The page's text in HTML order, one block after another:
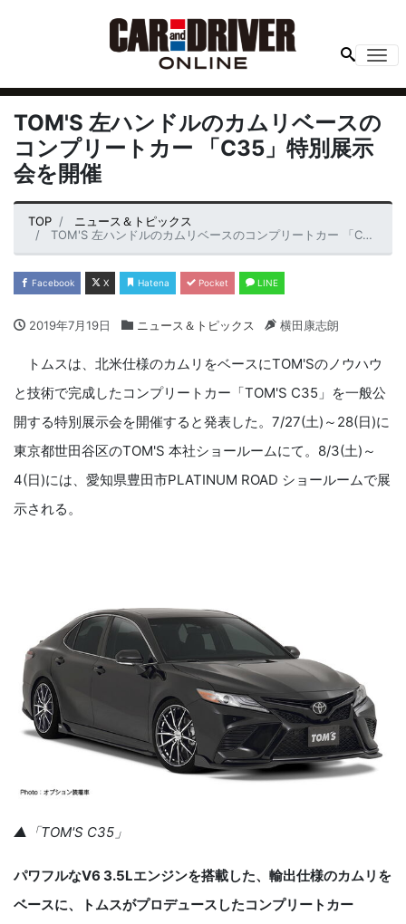
TOM'S 左ハンドルのカムリベースの
コンプリートカー 「C35」特別展示
会を開催
TOP
ニュース＆トピックス
TOM'S 左ハンドルのカムリベースのコンプリートカー 「C35」特別展示会を開催
Facebook X Hatena Pocket LINE
2019年7月19日 ニュース＆トピックス 横田康志朗
トムスは、北米仕様のカムリをベースにTOM'Sのノウハウ
と技術で完成したコンプリートカー「TOM'S C35」を一般公
開する特別展示会を開催すると発表した。7/27(土)～28(日)に
東京都世田谷区のTOM'S 本社ショールームにて。8/3(土)～
4(日)には、愛知県豊田市PLATINUM ROAD ショールームで展
示される。
▲「TOM'S C35 」
パワフルなV6 3.5Lエンジンを搭載した、輸出仕様のカムリを
ベースに、トムスがプロデュースしたコンプリートカー